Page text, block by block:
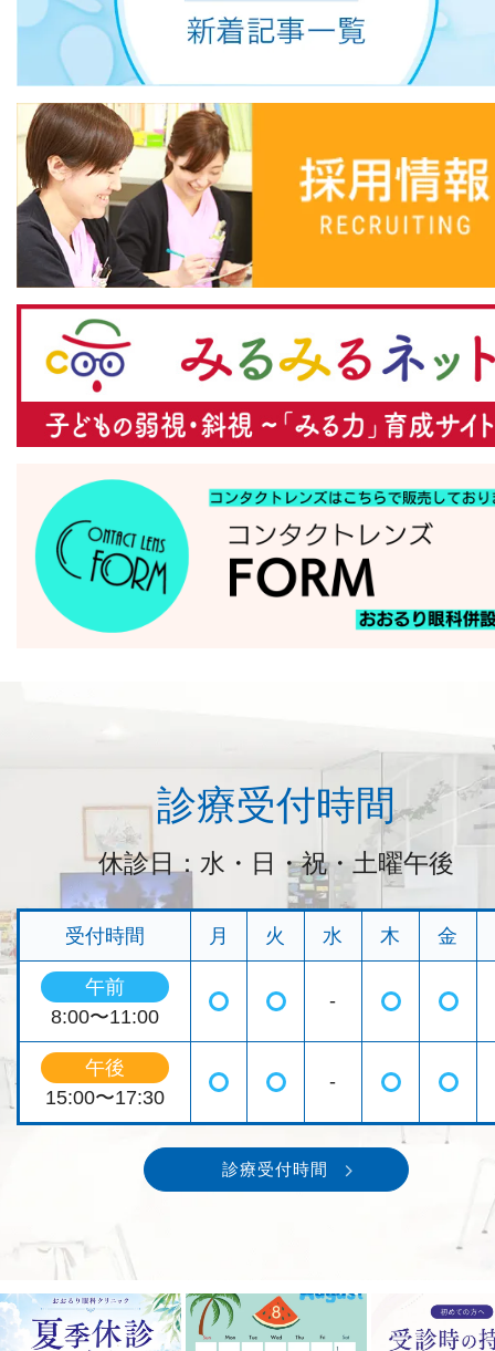
診療受付時間
休診日：水・日・祝・土曜午後
受付時間 月 火 水 木 金
午前
8:00〜11:00
◯ ◯ - ◯ ◯
午後
15:00〜17:30
◯ ◯ - ◯ ◯
診療受付時間